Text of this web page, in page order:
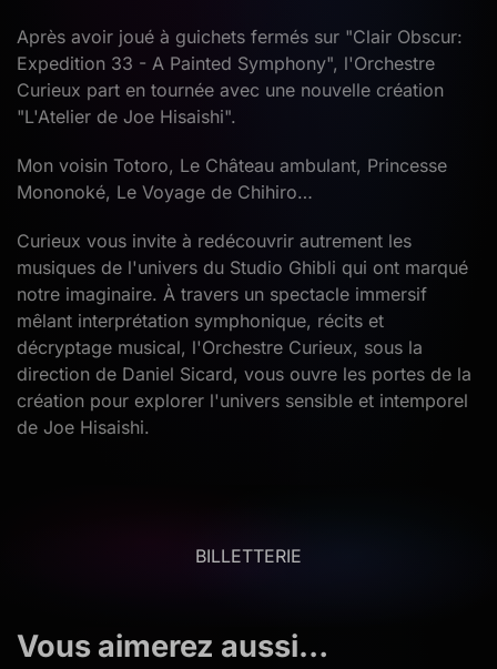
Après avoir joué à guichets fermés sur "Clair Obscur:
Expedition 33 - A Painted Symphony", l'Orchestre
Curieux part en tournée avec une nouvelle création
"L'Atelier de Joe Hisaishi".
Mon voisin Totoro, Le Château ambulant, Princesse
Mononoké, Le Voyage de Chihiro…
Curieux vous invite à redécouvrir autrement les
musiques de l'univers du Studio Ghibli qui ont marqué
notre imaginaire. À travers un spectacle immersif
mêlant interprétation symphonique, récits et
décryptage musical, l'Orchestre Curieux, sous la
direction de Daniel Sicard, vous ouvre les portes de la
création pour explorer l'univers sensible et intemporel
de Joe Hisaishi.
BILLETTERIE
Vous aimerez aussi…